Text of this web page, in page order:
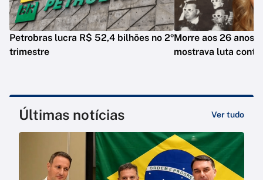
Petrobras lucra R$ 52,4 bilhões no 2º
trimestre
Morre aos 26 anos
mostrava luta
Últimas notícias Ver tudo